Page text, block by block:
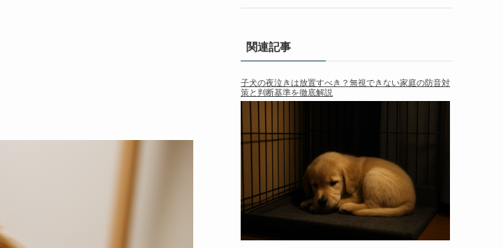
関連記事
子犬の夜泣きは放置すべき？無視できない家庭の防音対
策と判断基準を徹底解説